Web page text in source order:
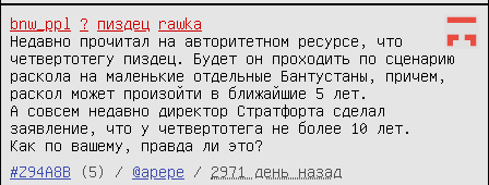
bnw_ppl ? пиздец
rawka
Недавно прочитал на авторитетном ресурсе, что
четвертотегу пиздец. Будет он проходить по сценарию
раскола на маленькие отдельные Бантустаны, причем,
раскол может произойти в ближайшие 5 лет.
А совсем недавно директор Стратфорта сделал
заявление, что у четвертотега не более 10 лет.
Как по вашему, правда ли это?
#Z94A8B
(5) / @apepe / 2971 день назад